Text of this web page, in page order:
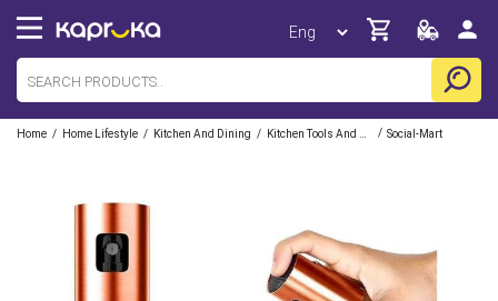
Home / Home Lifestyle / Kitchen And Dining / / Social-Mart